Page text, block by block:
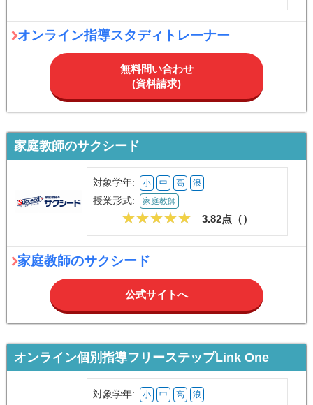
オンライン指導スタディトレーナー
無料問い合わせ
(資料請求)
家庭教師のサクシード
対象学年: 小 中 高 浪
授業形式: 家庭教師
3.82点（）
家庭教師のサクシード
公式サイトへ
オンライン個別指導フリーステップLink One
対象学年: 小 中 高 浪